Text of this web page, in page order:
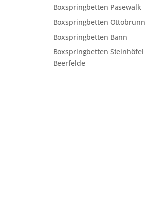
Boxspringbetten Pasewalk
Boxspringbetten Ottobrunn
Boxspringbetten Bann
Boxspringbetten Steinhöfel
Beerfelde